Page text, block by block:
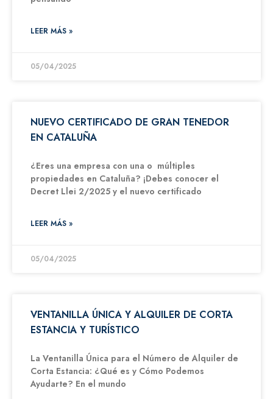
LEER MÁS »
05/04/2025
NUEVO CERTIFICADO DE GRAN TENEDOR
EN CATALUÑA
¿Eres una empresa con una o múltiples
propiedades en Cataluña? ¡Debes conocer el
Decret Llei 2/2025 y el nuevo certificado
LEER MÁS »
05/04/2025
VENTANILLA ÚNICA Y ALQUILER DE CORTA
ESTANCIA Y TURÍSTICO
La Ventanilla Única para el Número de Alquiler de
Corta Estancia: ¿Qué es y Cómo Podemos
Ayudarte? En el mundo